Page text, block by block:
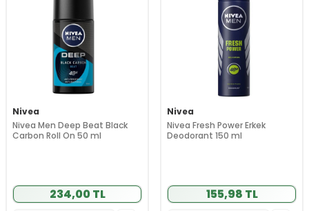
Nivea
Nivea Men Deep Beat Black
Carbon Roll On 50 ml
234,00 TL
Nivea
Nivea Fresh Power Erkek
Deodorant 150 ml
155,98 TL